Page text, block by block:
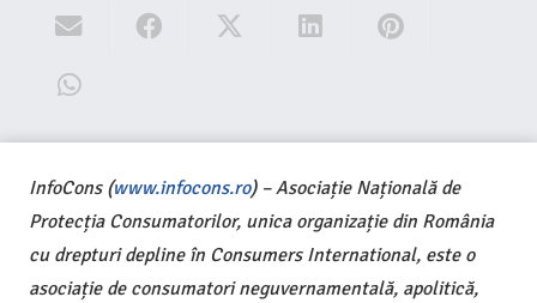
InfoCons (www.infocons.ro) – Asociație Națională de
Protecția Consumatorilor, unica organizație din România
cu drepturi depline în Consumers International, este o
asociație de consumatori neguvernamentală, apolitică,